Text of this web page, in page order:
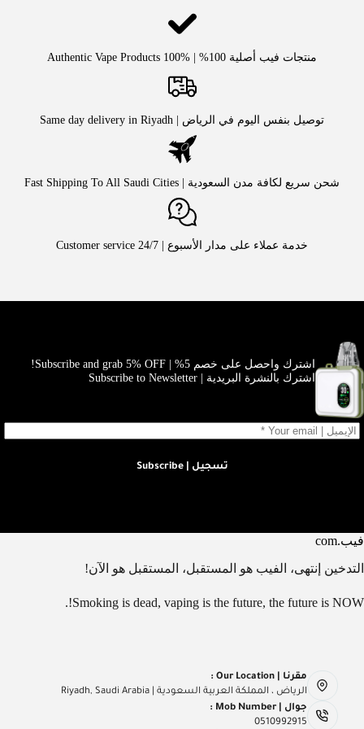
منتجات فيب أصلية 100% | Authentic Vape Products 100%
توصيل بنفس اليوم في الرياض | Same day delivery in Riyadh
شحن سريع لكافة مدن السعودية | Fast Shipping To All Saudi Cities
خدمة عملاء على مدار الأسبوع | Customer service 24/7
اشترك واحصل على خصم 5% | Subscribe and grab 5% OFF!
اشترك بالنشرة البريدية | Subscribe to Newsletter
تسجيل | Subscribe
فيب.com
التدخين إنتهى، الفيب هو المستقبل، المستقبل هو الآن!
Smoking is dead, vaping is the future, the future is NOW!.
مقرنا | Our Location :
الرياض ، المملكة العربية السعودية | Riyadh, Saudi Arabia
جوال | Mob Number :
0510992915